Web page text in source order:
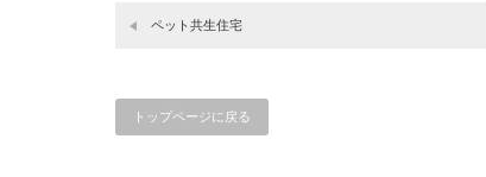
ペット共生住宅
トップページに戻る